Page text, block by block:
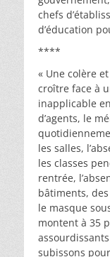
chefs
d’éducation
****
« Une colère
croître face à
inapplicable
d’agents, le
les salles,
les classes
rentrée,
bâtiments,
le masque
montent à 35
subissons